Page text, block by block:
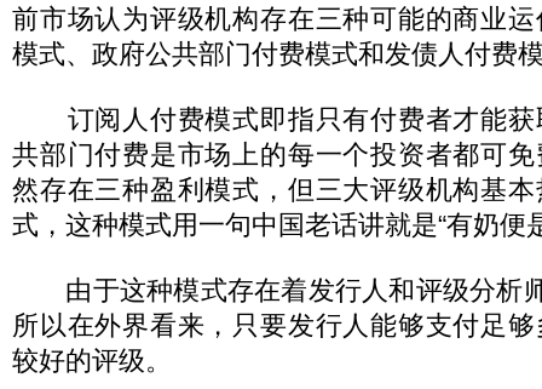
前市场认为评级机构存在三种可能的商业
模式、政府公共部门付费模式和发债人付费
订阅人付费模式即指只有付费者才能获
共部门付费是市场上的每一个投资者都可
然存在三种盈利模式，但三大评级机构基
式，这种模式用一句中国老话讲就是“有奶便
由于这种模式存在着发行人和评级分析师
所以在外界看来，只要发行人能够支付足
较好的评级。